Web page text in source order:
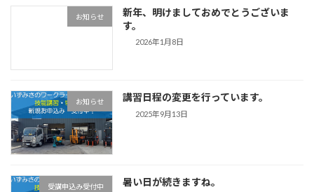
お知らせ
新年、明けましておめでとうございま
す。
2026年1月8日
お知らせ 講習日程の変更を行っています。
2025年9月13日
受講申込み受付中 暑い日が続きますね。